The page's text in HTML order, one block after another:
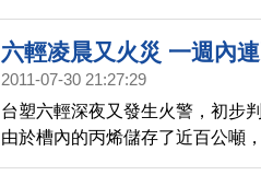
一群在地年輕人，他們用友善農
香，扭轉了外人對麥寮就是重工
六輕凌晨又火災 一週內
2011-07-30 21:27:29
台塑六輕深夜又發生火警，初步
由於槽內的丙烯儲存了近百公噸
火勢接近三點的時候獲得控制，